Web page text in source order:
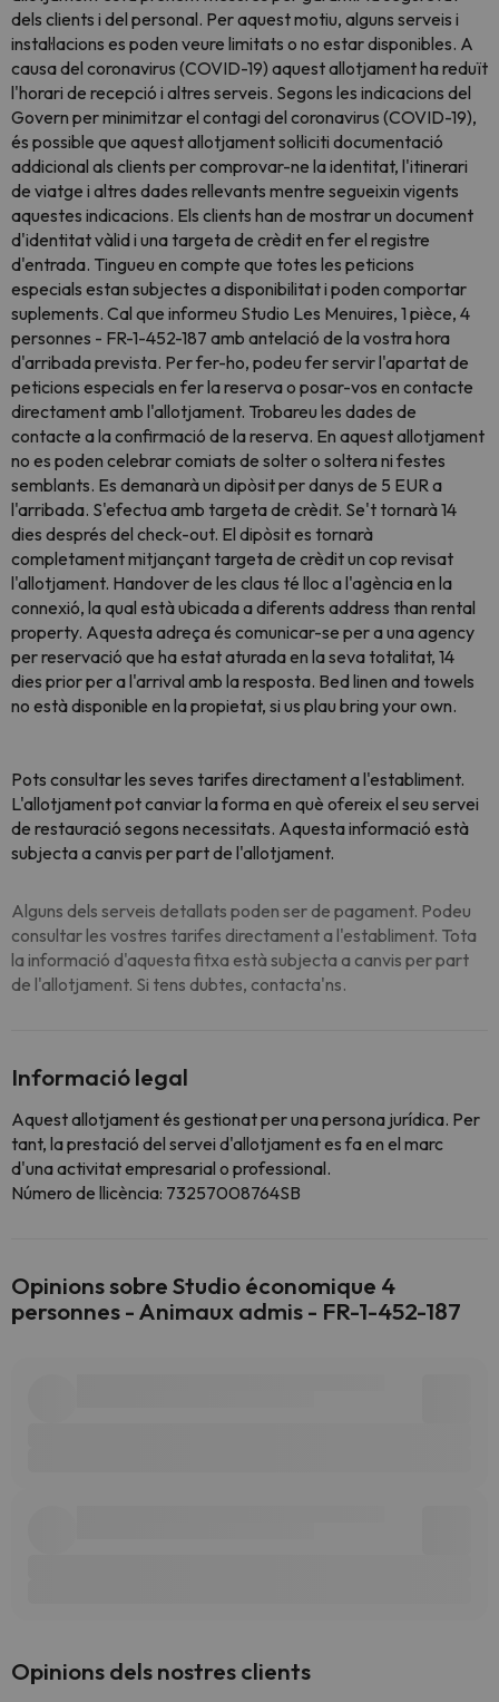
dels clients i del personal. Per aquest motiu, alguns serveis i
instal·lacions es poden veure limitats o no estar disponibles. A
causa del coronavirus (COVID-19) aquest allotjament ha reduït
l'horari de recepció i altres serveis. Segons les indicacions del
Govern per minimitzar el contagi del coronavirus (COVID-19),
és possible que aquest allotjament sol·liciti documentació
addicional als clients per comprovar-ne la identitat, l'itinerari
de viatge i altres dades rellevants mentre segueixin vigents
aquestes indicacions. Els clients han de mostrar un document
d'identitat vàlid i una targeta de crèdit en fer el registre
d'entrada. Tingueu en compte que totes les peticions
especials estan subjectes a disponibilitat i poden comportar
suplements. Cal que informeu Studio Les Menuires, 1 pièce, 4
personnes - FR-1-452-187 amb antelació de la vostra hora
d'arribada prevista. Per fer-ho, podeu fer servir l'apartat de
peticions especials en fer la reserva o posar-vos en contacte
directament amb l'allotjament. Trobareu les dades de
contacte a la confirmació de la reserva. En aquest allotjament
no es poden celebrar comiats de solter o soltera ni festes
semblants. Es demanarà un dipòsit per danys de 5 EUR a
l'arribada. S'efectua amb targeta de crèdit. Se't tornarà 14
dies després del check-out. El dipòsit es tornarà
completament mitjançant targeta de crèdit un cop revisat
l'allotjament. Handover de les claus té lloc a l'agència en la
connexió, la qual està ubicada a diferents address than rental
property. Aquesta adreça és comunicar-se per a una agency
per reservació que ha estat aturada en la seva totalitat, 14
dies prior per a l'arrival amb la resposta. Bed linen and towels
no està disponible en la propietat, si us plau bring your own.
Pots consultar les seves tarifes directament a l'establiment.
L'allotjament pot canviar la forma en què ofereix el seu servei
de restauració segons necessitats. Aquesta informació està
subjecta a canvis per part de l'allotjament.
Alguns dels serveis detallats poden ser de pagament. Podeu
consultar les vostres tarifes directament a l'establiment. Tota
la informació d'aquesta fitxa està subjecta a canvis per part
de l'allotjament. Si tens dubtes, contacta'ns.
Informació legal
Aquest allotjament és gestionat per una persona jurídica. Per
tant, la prestació del servei d'allotjament es fa en el marc
d'una activitat empresarial o professional.
Número de llicència: 73257008764SB
Opinions sobre Studio économique 4
personnes - Animaux admis - FR-1-452-187
Opinions dels nostres clients